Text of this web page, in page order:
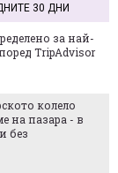
30 ДНИ
за най-
TripAdvisor
колело
на пазара - в
без